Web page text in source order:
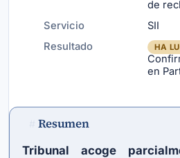
de
Servicio
SII
Resultado
HA
en
Resumen
Tribunal acoge